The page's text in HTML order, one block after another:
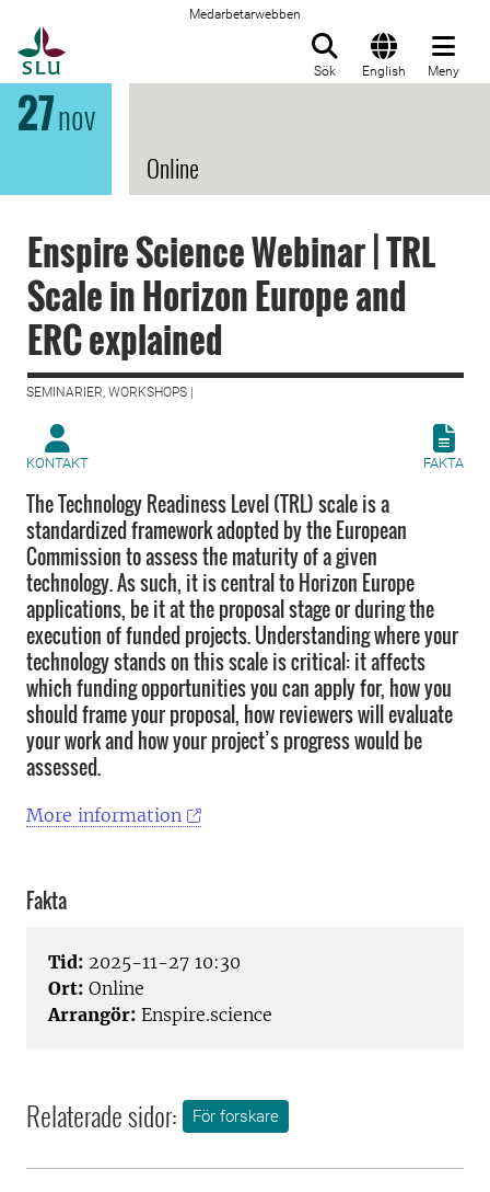
Medarbetarwebben
Sök English Meny
27nov
Online
Enspire Science Webinar | TRL
Scale in Horizon Europe and
ERC explained
SEMINARIER, WORKSHOPS |
KONTAKT FAKTA
The Technology Readiness Level (TRL) scale is a
standardized framework adopted by the European
Commission to assess the maturity of a given
technology. As such, it is central to Horizon Europe
applications, be it at the proposal stage or during the
execution of funded projects. Understanding where your
technology stands on this scale is critical: it affects
which funding opportunities you can apply for, how you
should frame your proposal, how reviewers will evaluate
your work and how your project’s progress would be
assessed.
More information
Fakta
Tid: 2025-11-27 10:30
Ort: Online
Arrangör: Enspire.science
Relaterade sidor: För forskare